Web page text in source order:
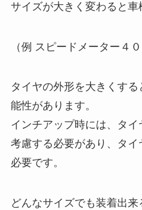
サイズが大きく変わると車
（例 スピードメーター４
タイヤの外形を大きくす
能性があります。
インチアップ時には、タ
考慮する必要があり、タ
必要です。
どんなサイズでも装着出